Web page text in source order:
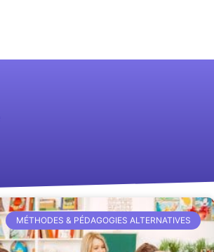
MÉTHODES & PÉDAGOGIES ALTERNATIVES